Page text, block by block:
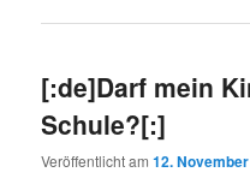
[:de]Darf mein
Schule?[:]
Veröffentlicht am12.